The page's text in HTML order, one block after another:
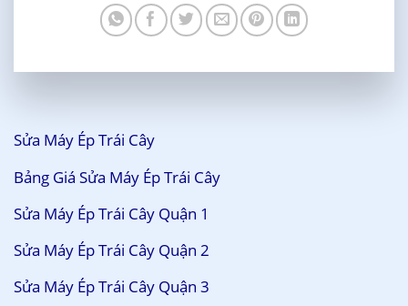
Sửa Máy Ép Trái Cây
Bảng Giá Sửa Máy Ép Trái Cây
Sửa Máy Ép Trái Cây Quận 1
Sửa Máy Ép Trái Cây Quận 2
Sửa Máy Ép Trái Cây Quận 3